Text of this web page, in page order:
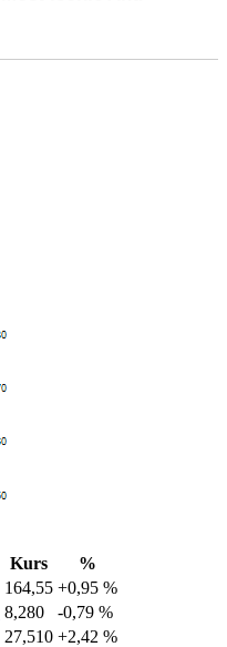
Kurs
%
164,55 +0,95 %
8,280
-0,79 %
27,510 +2,42 %